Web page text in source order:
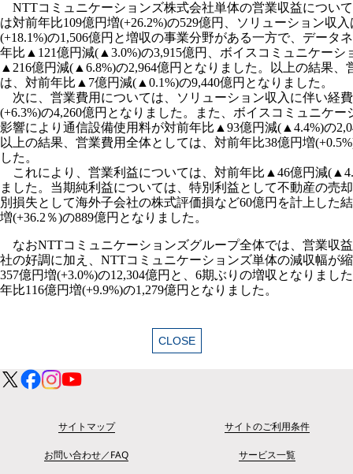
NTTコミュニケーションズ株式会社単体の営業収益につい
は対前年比109億円増(+26.2%)の529億円、ソリューション収
(+18.1%)の1,506億円と増収の事業分野がある一方で、データ
年比▲121億円減(▲3.0%)の3,915億円、ボイスコミュニケーシ
▲216億円減(▲6.8%)の2,964億円となりました。以上の結果、
は、対前年比▲7億円減(▲0.1%)の9,440億円となりました。
次に、営業費用については、ソリューション収入に伴い経
(+6.3%)の4,260億円となりました。また、ボイスコミュニケ
影響により通信設備使用料が対前年比▲93億円減(▲4.4%)の
以上の結果、営業費用全体としては、対前年比38億円増
した。
これにより、営業利益については、対前年比▲46億円減
ました。当期純利益については、特別利益として不動産の売
別損失として海外子会社の株式評価損など60億円を計上した
増(+36.2％)の889億円となりました。
なおNTTコミュニケーションズグループ全体では、営業収
社の好調に加え、NTTコミュニケーションズ単体の減収幅が
357億円増(+3.0%)の12,304億円と、6期ぶりの増収となりまし
年比116億円増(+9.9%)の1,279億円となりました。
サイトマップ サイトのご利用条件
お問い合わせ／FAQ サービス一覧